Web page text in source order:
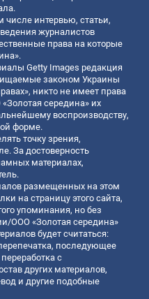
числе интервью, статьи,
журналистов
права на которые
Getty Images редакция
законом Украины
никто не имеет права
середина» их
воспроизводству,
форме.
точку зрения,
За достоверность
материалах,
размещенных на этом
на страницу этого сайта,
упоминания, но без
ООО «Золотая середина»
будет считаться:
последующее
с
других материалов,
и другие подобные